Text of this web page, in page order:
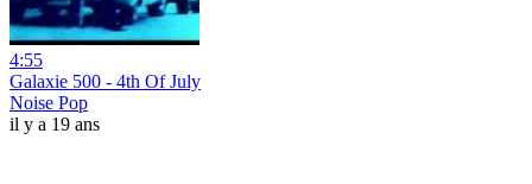
4:55
Galaxie 500 - 4th Of July
Noise Pop
il y a 19 ans